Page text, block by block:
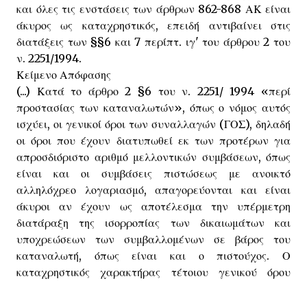
και όλες τις ενστάσεις των άρθρων 862-868 ΑΚ είναι
άκυρος ως καταχρηστικός, επειδή αντιβαίνει στις
διατάξεις των §§6 και 7 περίπτ. ιγ' του άρθρου 2 του
ν. 2251/1994.
Κείμενο Απόφασης
(...) Κατά το άρθρο 2 §6 του ν. 2251/ 1994 «περί
προστασίας των καταναλωτών», όπως ο νόμος αυτός
ισχύει, οι γενικοί όροι των συναλλαγών (ΓΟΣ), δηλαδή
οι όροι που έχουν διατυπωθεί εκ των προτέρων για
απροσδιόριστο αριθμό μελλοντικών συμβάσεων, όπως
είναι και οι συμβάσεις πιστώσεως με ανοικτό
αλληλόχρεο λογαριασμό, απαγορεύονται και είναι
άκυροι αν έχουν ως αποτέλεσμα την υπέρμετρη
διατάραξη της ισορροπίας των δικαιωμάτων και
υποχρεώσεων των συμβαλλομένων σε βάρος του
καταναλωτή, όπως είναι και ο πιστούχος. Ο
καταχρηστικός χαρακτήρας τέτοιου γενικού όρου